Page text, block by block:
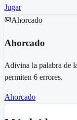
Jugar
Ahorcado
Ahorcado
Adivina la palabra de
permiten 6 errores.
Ahorcado